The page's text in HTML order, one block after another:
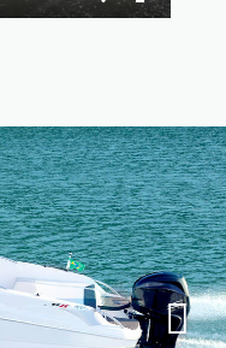
Settings
Enter